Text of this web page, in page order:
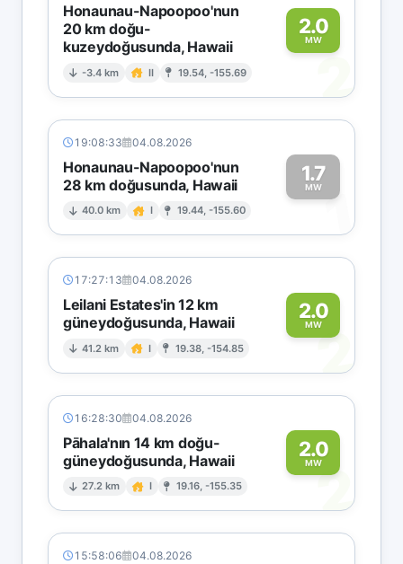
Honaunau-Napoopoo'nun
20 km doğu-
kuzeydoğusunda, Hawaii
-3.4 km II 19.54, -155.69
2.0
MW
2
19:08:33 04.08.2026
Honaunau-Napoopoo'nun
28 km doğusunda, Hawaii
40.0 km I 19.44, -155.60
1.7
MW1
17:27:13 04.08.2026
Leilani Estates'in 12 km
güneydoğusunda, Hawaii
41.2 km I 19.38, -154.85
2.0
MW
2
16:28:30 04.08.2026
Pāhala'nın 14 km doğu-
güneydoğusunda, Hawaii
27.2 km I 19.16, -155.35
2.0
MW2
15:58:06 04.08.2026